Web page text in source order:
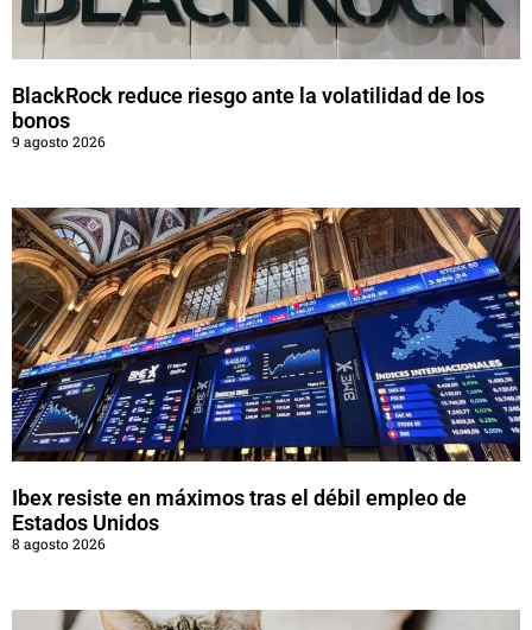
BlackRock reduce riesgo ante la volatilidad de los
bonos
9 agosto 2026
Ibex resiste en máximos tras el débil empleo de
Estados Unidos
8 agosto 2026